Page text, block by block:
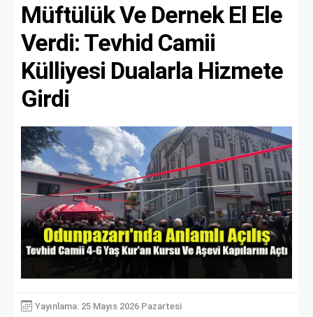
Müftülük Ve Dernek El Ele
Verdi: Tevhid Camii
Külliyesi Dualarla Hizmete
Girdi
Yayınlama: 25 Mayıs 2026 Pazartesi